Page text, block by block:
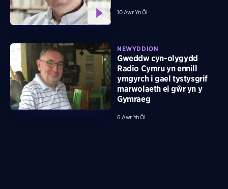
10 Awr Yn Ôl
NEWYDDION
Gweddw cyn-olygydd
Radio Cymru yn ennill
ymgyrch i gael tystysgrif
marwolaeth ei gŵr yn y
Gymraeg
6 Awr Yn Ôl